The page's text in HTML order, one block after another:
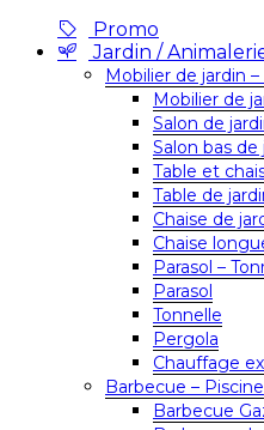
Promo
Jardin /
Mobilier de jardin –
Mobilier de
Salon de
Salon bas de
Table et
Table de
Chaise de
Chaise
Parasol –
Parasol
Tonnelle
Pergola
Chauffage
Barbecue – Piscine
Barbecue